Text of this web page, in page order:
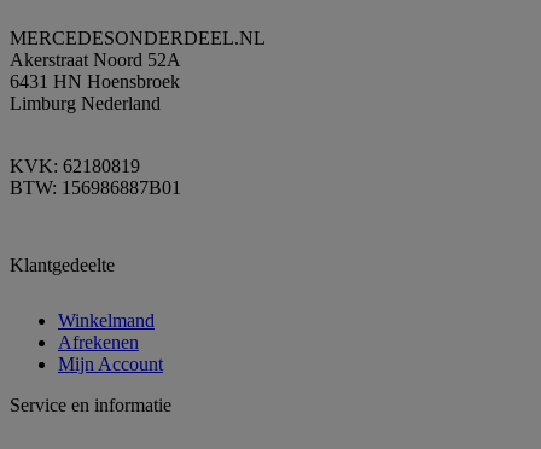
MERCEDESONDERDEEL.NL
Akerstraat Noord 52A
6431 HN Hoensbroek
Limburg Nederland
KVK: 62180819
BTW: 156986887B01
Klantgedeelte
Winkelmand
Afrekenen
Mijn Account
Service en informatie